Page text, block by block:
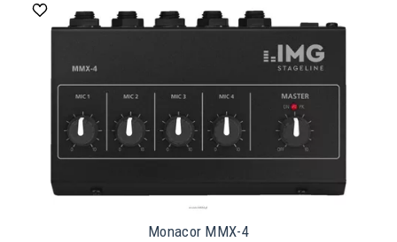
Monacor MMX-4